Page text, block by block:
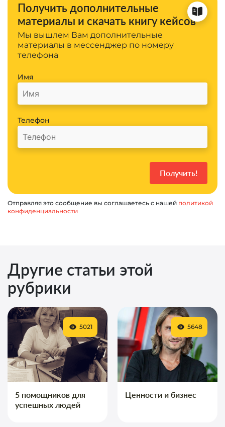
Получить дополнительные
материалы и скачать книгу кейсов
Мы вышлем Вам дополнительные
материалы в мессенджер по номеру
телефона
Имя
Телефон
Отправляя это сообщение вы соглашаетесь с нашей политикой
конфиденциальности
Другие статьи этой
рубрики
5 помощников для
успешных людей
5021
Ценности и бизнес
5648